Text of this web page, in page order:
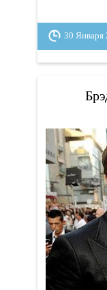
30 Января